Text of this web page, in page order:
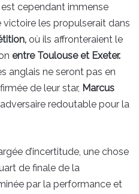
est cependant immense
les propulserait dans
où ils affronteraient le
entre Toulouse et Exeter.
anglais ne seront pas en
de leur star, Marcus
redoutable pour la
d’incertitude, une chose
de finale de la
par la performance et